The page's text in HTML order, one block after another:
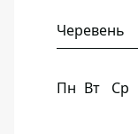
Черевень
Пн Вт Ср